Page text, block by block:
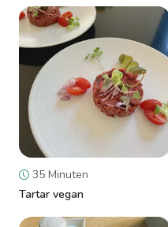
35 Minuten
Tartar vegan